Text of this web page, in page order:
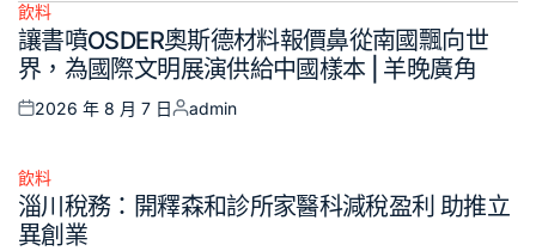
Posted
in
飲料
讓書噴OSDER奧斯德材料報價鼻從南國飄向世
界，為國際文明展演供給中國樣本 | 羊晚廣角
Posted
2026 年 8 月 7 日
Posted
admin
Posted
in
飲料
淄川稅務：開釋森和診所家醫科減稅盈利 助推立
異創業